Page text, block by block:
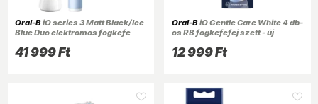
Oral-BiO series 3 Matt Black/Ice
Blue Duo elektromos fogkefe
41 999 Ft
Oral-BiO Gentle Care White 4 db-
os RB fogkefefej szett - új
12 999 Ft